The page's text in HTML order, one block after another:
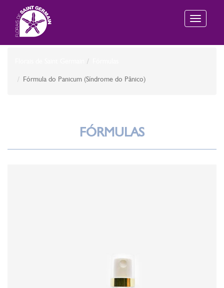
Toggle
Fórmula do Panicum (Síndrome do Pânico)
FÓRMULAS